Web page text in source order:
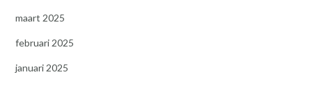
maart 2025
februari 2025
januari 2025